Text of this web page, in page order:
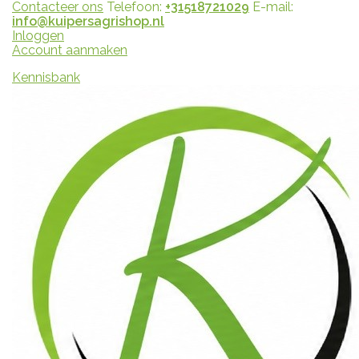
Contacteer ons Telefoon: +31518721029 E-mail:
info@kuipersagrishop.nl
Inloggen
Account aanmaken
Kennisbank